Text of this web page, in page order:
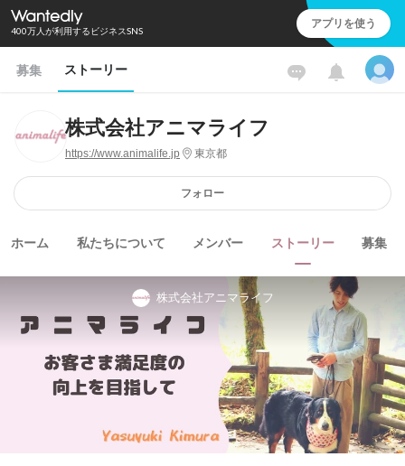
400万人が利用するビジネスSNS アプリを使う
募集 ストーリー
株式会社アニマライフ
https://www.animalife.jp 東京都
フォロー
ホーム 私たちについて メンバー ストーリー 募集
株式会社アニマライフ